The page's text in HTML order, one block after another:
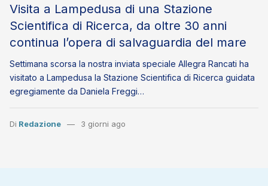
Visita a Lampedusa di una Stazione
Scientifica di Ricerca, da oltre 30 anni
continua l’opera di salvaguardia del mare
Settimana scorsa la nostra inviata speciale Allegra Rancati ha
visitato a Lampedusa la Stazione Scientifica di Ricerca guidata
egregiamente da Daniela Freggi…
Di Redazione 3 giorni ago